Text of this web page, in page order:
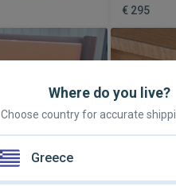
€ 295
Where do you live?
Choose country for accurate
Greece